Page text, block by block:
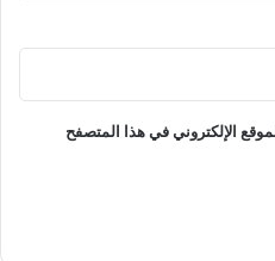
الإلكتروني في هذا المتصفح